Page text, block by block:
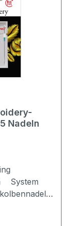
zu
Nadeln
System